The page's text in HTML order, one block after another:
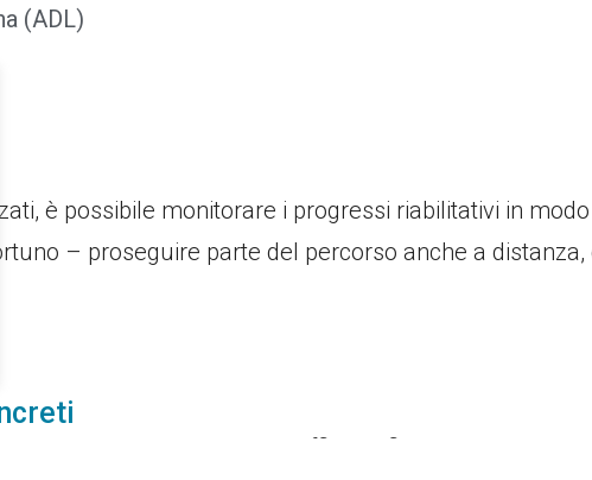
(ADL)
è possibile monitorare i progressi riabilitativi in
– proseguire parte del percorso anche a
coordinato le diverse difficoltà fisiche, cognitive ed